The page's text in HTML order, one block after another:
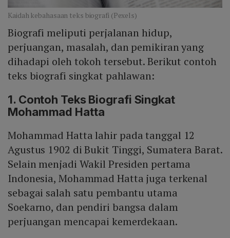
Kaidah kebahasaan teks biografi (Pexels)
Biografi meliputi perjalanan hidup,
perjuangan, masalah, dan pemikiran yang
dihadapi oleh tokoh tersebut. Berikut contoh
teks biografi singkat pahlawan:
1. Contoh Teks Biografi Singkat
Mohammad Hatta
Mohammad Hatta lahir pada tanggal 12
Agustus 1902 di Bukit Tinggi, Sumatera Barat.
Selain menjadi Wakil Presiden pertama
Indonesia, Mohammad Hatta juga terkenal
sebagai salah satu pembantu utama
Soekarno, dan pendiri bangsa dalam
perjuangan mencapai kemerdekaan.